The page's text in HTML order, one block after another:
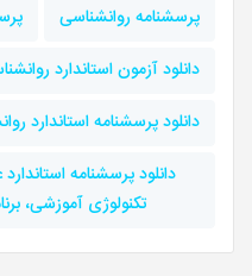
پرسشنامه روانشناسی
دانلود آزمون استاندارد
دانلود پرسشنامه استاندارد
دانلود پرسشنامه
تکنولوژی آموزشی،